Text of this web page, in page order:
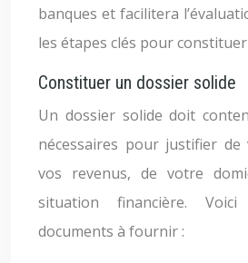
banques et facilitera
les étapes clés pour
Constituer un dossier solide
Un dossier solide doit
nécessaires pour justifier
vos revenus, de votre
situation financière.
documents à fournir :